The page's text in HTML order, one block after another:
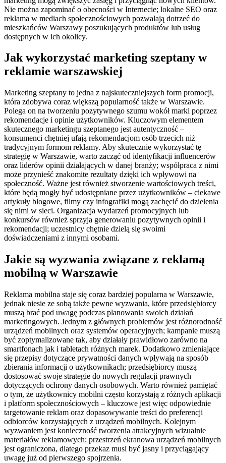
Nie można zapominać o obecności w Internecie; lokalne SEO oraz
reklama w mediach społecznościowych pozwalają dotrzeć do
mieszkańców Warszawy poszukujących produktów lub usług
dostępnych w ich okolicy.
Jak wykorzystać marketing szeptany w
reklamie warszawskiej
Marketing szeptany to jedna z najskuteczniejszych form promocji,
która zdobywa coraz większą popularność także w Warszawie.
Polega on na tworzeniu pozytywnego szumu wokół marki poprzez
rekomendacje i opinie użytkowników. Kluczowym elementem
skutecznego marketingu szeptanego jest autentyczność –
konsumenci chętniej ufają rekomendacjom osób trzecich niż
tradycyjnym formom reklamy. Aby skutecznie wykorzystać tę
strategię w Warszawie, warto zacząć od identyfikacji influencerów
oraz liderów opinii działających w danej branży; współpraca z nimi
może przynieść znakomite rezultaty dzięki ich wpływowi na
społeczność. Ważne jest również stworzenie wartościowych treści,
które będą mogły być udostępniane przez użytkowników – ciekawe
artykuły blogowe, filmy czy infografiki mogą zachęcić do dzielenia
się nimi w sieci. Organizacja wydarzeń promocyjnych lub
konkursów również sprzyja generowaniu pozytywnych opinii i
rekomendacji; uczestnicy chętnie dzielą się swoimi
doświadczeniami z innymi osobami.
Jakie są wyzwania związane z reklamą
mobilną w Warszawie
Reklama mobilna staje się coraz bardziej popularna w Warszawie,
jednak niesie ze sobą także pewne wyzwania, które przedsiębiorcy
muszą brać pod uwagę podczas planowania swoich działań
marketingowych. Jednym z głównych problemów jest różnorodność
urządzeń mobilnych oraz systemów operacyjnych; kampanie muszą
być zoptymalizowane tak, aby działały prawidłowo zarówno na
smartfonach jak i tabletach różnych marek. Dodatkowo zmieniające
się przepisy dotyczące prywatności danych wpływają na sposób
zbierania informacji o użytkownikach; przedsiębiorcy muszą
dostosować swoje strategie do nowych regulacji prawnych
dotyczących ochrony danych osobowych. Warto również pamiętać
o tym, że użytkownicy mobilni często korzystają z różnych aplikacji
i platform społecznościowych – kluczowe jest więc odpowiednie
targetowanie reklam oraz dopasowywanie treści do preferencji
odbiorców korzystających z urządzeń mobilnych. Kolejnym
wyzwaniem jest konieczność tworzenia atrakcyjnych wizualnie
materiałów reklamowych; przestrzeń ekranowa urządzeń mobilnych
jest ograniczona, dlatego przekaz musi być jasny i przyciągający
uwagę już od pierwszego spojrzenia.